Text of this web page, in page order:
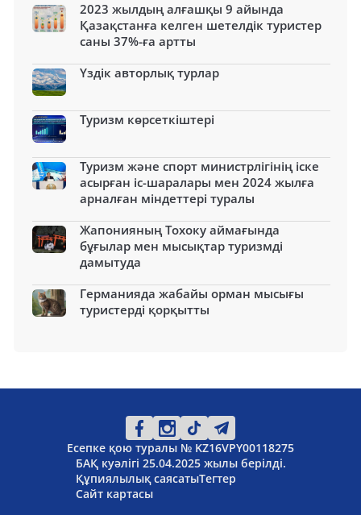
2023 жылдың алғашқы 9 айында
Қазақстанға келген шетелдік туристер
саны 37%-ға артты
Үздік авторлық турлар
Туризм көрсеткіштері
Туризм және спорт министрлігінің іске
асырған іс-шаралары мен 2024 жылға
арналған міндеттері туралы
Жапонияның Тохоку аймағында
бұғылар мен мысықтар туризмді
дамытуда
Германияда жабайы орман мысығы
туристерді қорқытты
Есепке қою туралы № KZ16VPY00118275
БАҚ куәлігі 25.04.2025 жылы берілді.
Құпиялылық саясатыТегтер
Сайт картасы